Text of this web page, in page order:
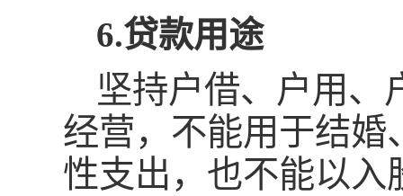
6.贷款用途
坚持户借、户用、
经营，不能用于结婚
性支出，也不能以入